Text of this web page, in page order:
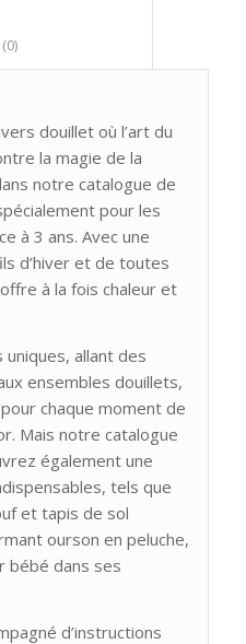
						Avis (0)
douillet où l’art du
la magie de la
notre catalogue de
pour les
à 3 ans. Avec une
d’hiver et de toutes
à la fois chaleur et
allant des
ensembles douillets,
chaque moment de
Mais notre catalogue
également une
tels que
et tapis de sol
ourson en peluche,
bébé dans ses
d’instructions